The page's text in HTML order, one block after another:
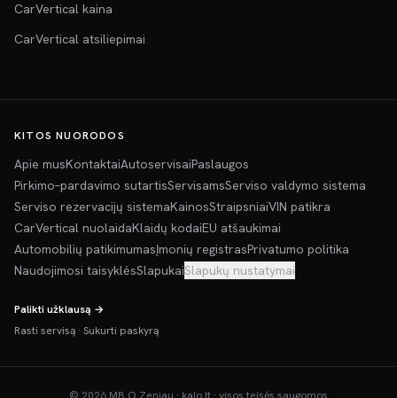
CarVertical kaina
CarVertical atsiliepimai
KITOS NUORODOS
Apie musKontaktaiAutoservisaiPaslaugos
Pirkimo–pardavimo sutartisServisamsServiso valdymo sistema
Serviso rezervacijų sistemaKainosStraipsniaiVIN patikra
CarVertical nuolaidaKlaidų kodaiEU atšaukimai
Automobilių patikimumasĮmonių registrasPrivatumo politika
Naudojimosi taisyklėsSlapukaiSlapukų nustatymai
Palikti užklausą →
Rasti servisą · Sukurti paskyrą